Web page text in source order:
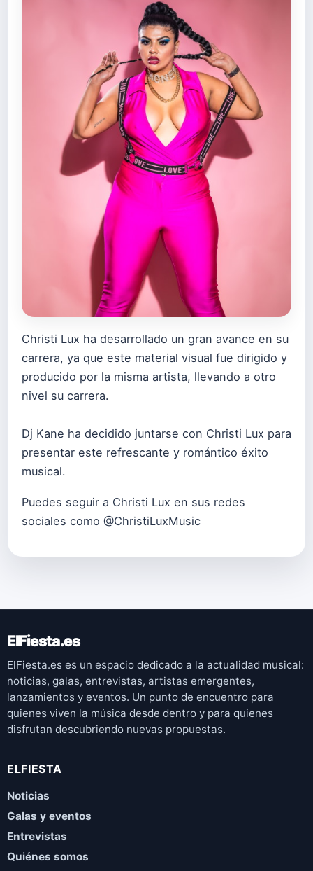
Christi Lux ha desarrollado un gran avance en su
carrera, ya que este material visual fue dirigido y
producido por la misma artista, llevando a otro
nivel su carrera.
Dj Kane ha decidido juntarse con Christi Lux para
presentar este refrescante y romántico éxito
musical.
Puedes seguir a Christi Lux en sus redes
sociales como @ChristiLuxMusic
ElFiesta.es
ElFiesta.es es un espacio dedicado a la actualidad musical:
noticias, galas, entrevistas, artistas emergentes,
lanzamientos y eventos. Un punto de encuentro para
quienes viven la música desde dentro y para quienes
disfrutan descubriendo nuevas propuestas.
ELFIESTA
Noticias
Galas y eventos
Entrevistas
Quiénes somos